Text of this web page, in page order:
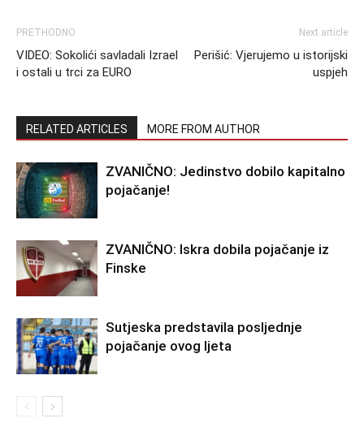
PRETHODNO
VIDEO: Sokolići savladali Izrael
i ostali u trci za EURO
Next article
Perišić: Vjerujemo u istorijski
uspjeh
RELATED ARTICLES MORE FROM AUTHOR
ZVANIČNO: Jedinstvo dobilo kapitalno
pojačanje!
ZVANIČNO: Iskra dobila pojačanje iz
Finske
Sutjeska predstavila posljednje
pojačanje ovog ljeta